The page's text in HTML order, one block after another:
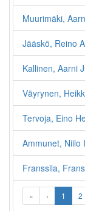
Muurimäki,
Jääskö, Reino
Kallinen, Aarni
Väyrynen,
Tervoja, Eino
Ammunet, Niilo
Franssila,
« ‹ 1 2